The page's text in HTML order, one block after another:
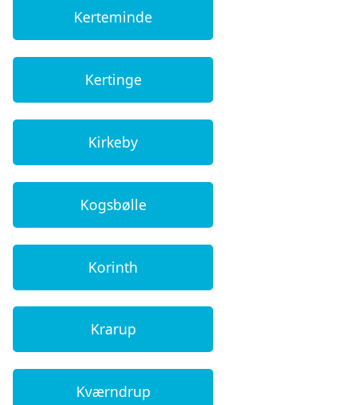
Kerteminde
Kertinge
Kirkeby
Kogsbølle
Korinth
Krarup
Kværndrup